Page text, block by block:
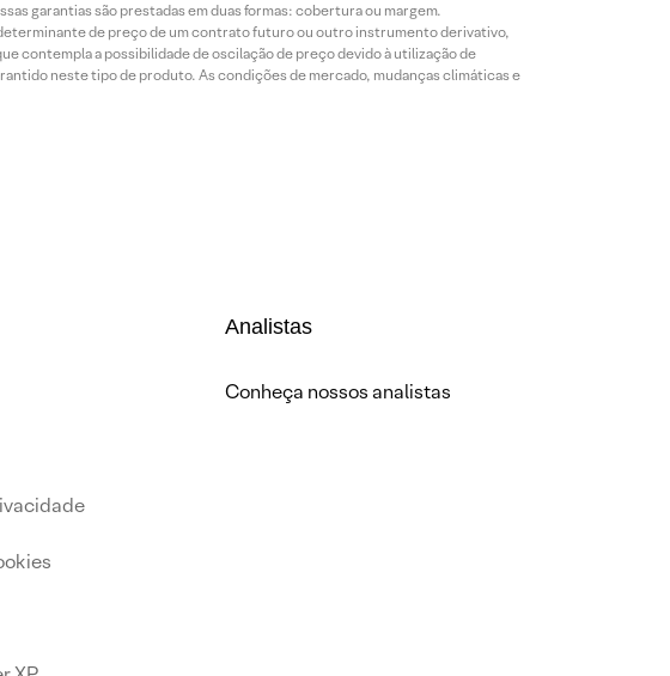
garantias são prestadas em duas formas: cobertura ou margem.
de preço de um contrato futuro ou outro instrumento derivativo,
contempla a possibilidade de oscilação de preço devido à utilização de
neste tipo de produto. As condições de mercado, mudanças climáticas e
Analistas
Conheça nossos analistas